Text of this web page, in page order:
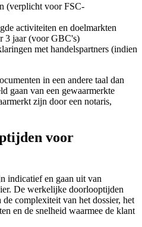
(verplicht voor FSC-
activiteiten en doelmarkten
3 jaar (voor GBC's)
met handelspartners (indien
in een andere taal dan
gaan van een gewaarmerkte
zijn door een notaris,
voor
indicatief en gaan uit van
De werkelijke doorlooptijden
complexiteit van het dossier, het
en de snelheid waarmee de klant